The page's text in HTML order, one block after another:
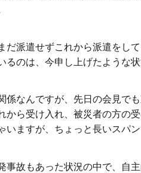
派遣せずこれから派遣をし
のは、今申し上げたような状
なんですが、先日の会見で
から受け入れ、被災者の方の
ますが、ちょっと長いスパ
故もあった状況の中で、自